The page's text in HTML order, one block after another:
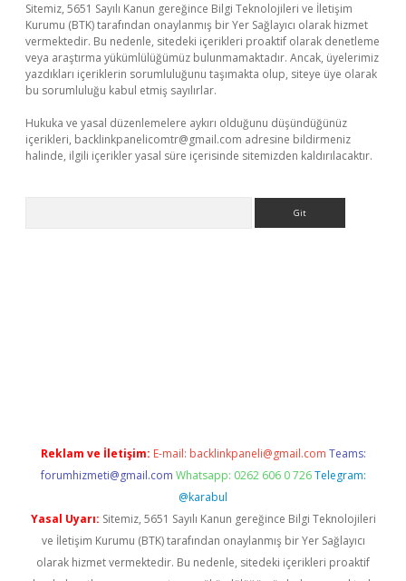
Sitemiz, 5651 Sayılı Kanun gereğince Bilgi Teknolojileri ve İletişim
Kurumu (BTK) tarafından onaylanmış bir Yer Sağlayıcı olarak hizmet
vermektedir. Bu nedenle, sitedeki içerikleri proaktif olarak denetleme
veya araştırma yükümlülüğümüz bulunmamaktadır. Ancak, üyelerimiz
yazdıkları içeriklerin sorumluluğunu taşımakta olup, siteye üye olarak
bu sorumluluğu kabul etmiş sayılırlar.
Hukuka ve yasal düzenlemelere aykırı olduğunu düşündüğünüz
içerikleri, backlinkpanelicomtr@gmail.com adresine bildirmeniz
halinde, ilgili içerikler yasal süre içerisinde sitemizden kaldırılacaktır.
Reklam ve İletişim: E-mail: backlinkpaneli@gmail.com Teams:
forumhizmeti@gmail.com Whatsapp: 0262 606 0 726 Telegram:
@karabul
Yasal Uyarı: Sitemiz, 5651 Sayılı Kanun gereğince Bilgi Teknolojileri
ve İletişim Kurumu (BTK) tarafından onaylanmış bir Yer Sağlayıcı
olarak hizmet vermektedir. Bu nedenle, sitedeki içerikleri proaktif